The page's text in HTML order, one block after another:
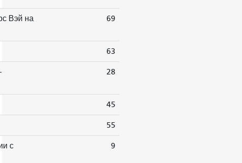
Вэй на
69
63
28
45
55
с
9